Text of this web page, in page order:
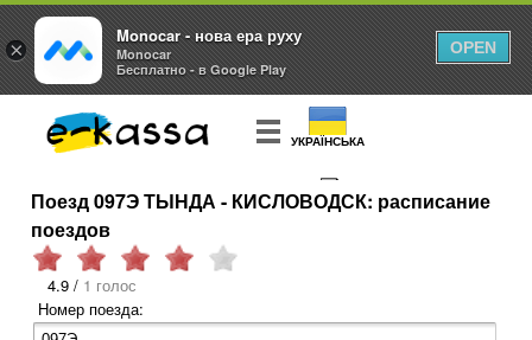
УКРАЇНСЬКА
КУПИТЬБИЛЕТ
Поезд 097Э ТЫНДА - КИСЛОВОДСК: расписание
поездов
4.9 / 1 голос
Номер поезда:
×
Monocar - нова ера руху
Monocar
Бесплатно - в Google Play
OPEN